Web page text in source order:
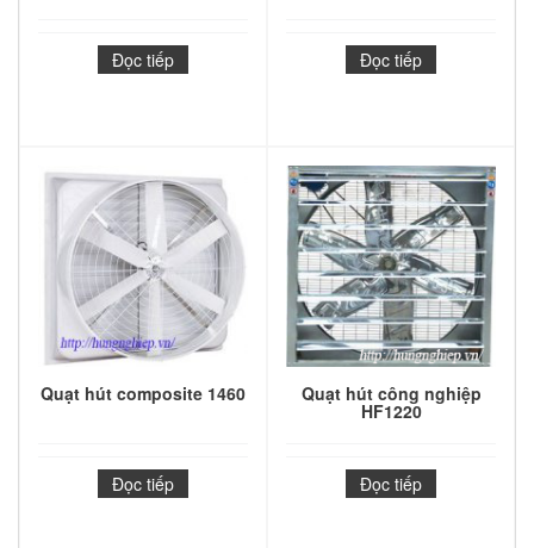
Đọc tiếp Đọc tiếp
Quạt hút composite 1460
Đọc tiếp
Quạt hút công nghiệp
HF1220
Đọc tiếp